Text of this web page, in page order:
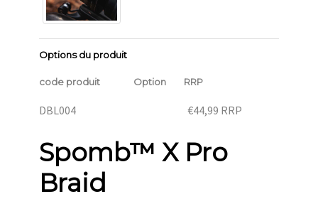
Options du produit
code produit Option RRP
DBL004 €44,99 RRP
Spomb™ X Pro
Braid